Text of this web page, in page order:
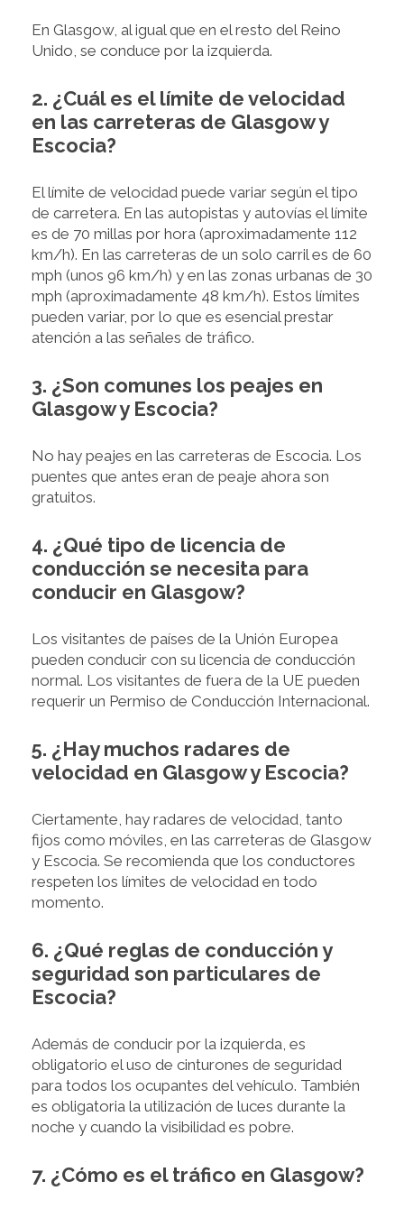
En Glasgow, al igual que en el resto del Reino
Unido, se conduce por la izquierda.
2. ¿Cuál es el límite de velocidad
en las carreteras de Glasgow y
Escocia?
El límite de velocidad puede variar según el tipo
de carretera. En las autopistas y autovías el límite
es de 70 millas por hora (aproximadamente 112
km/h). En las carreteras de un solo carril es de 60
mph (unos 96 km/h) y en las zonas urbanas de 30
mph (aproximadamente 48 km/h). Estos límites
pueden variar, por lo que es esencial prestar
atención a las señales de tráfico.
3. ¿Son comunes los peajes en
Glasgow y Escocia?
No hay peajes en las carreteras de Escocia. Los
puentes que antes eran de peaje ahora son
gratuitos.
4. ¿Qué tipo de licencia de
conducción se necesita para
conducir en Glasgow?
Los visitantes de países de la Unión Europea
pueden conducir con su licencia de conducción
normal. Los visitantes de fuera de la UE pueden
requerir un Permiso de Conducción Internacional.
5. ¿Hay muchos radares de
velocidad en Glasgow y Escocia?
Ciertamente, hay radares de velocidad, tanto
fijos como móviles, en las carreteras de Glasgow
y Escocia. Se recomienda que los conductores
respeten los límites de velocidad en todo
momento.
6. ¿Qué reglas de conducción y
seguridad son particulares de
Escocia?
Además de conducir por la izquierda, es
obligatorio el uso de cinturones de seguridad
para todos los ocupantes del vehículo. También
es obligatoria la utilización de luces durante la
noche y cuando la visibilidad es pobre.
7. ¿Cómo es el tráfico en Glasgow?